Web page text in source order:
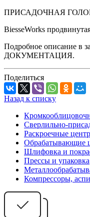
ПРИСАДОЧНАЯ
BiesseWorks
Подробное описание
ДОКУМЕНТАЦИЯ.
Поделиться
Назад к списку
Сверлильно-
Раскроечные
Обрабатывающие
Шлифовка и
Прессы и упаковка
Компрессоры,